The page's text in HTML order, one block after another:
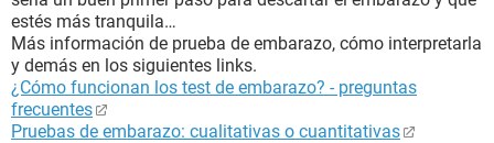
estés más tranquila…
Más información de prueba de embarazo, cómo interpretarla
y demás en los siguientes links.
¿Cómo funcionan los test de embarazo? - preguntas
frecuentes
Pruebas de embarazo: cualitativas o cuantitativas